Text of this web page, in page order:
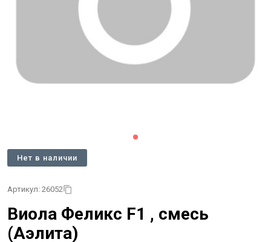
Нет в наличии
Артикул: 26052
Виола Феликс F1 , смесь
(Аэлита)